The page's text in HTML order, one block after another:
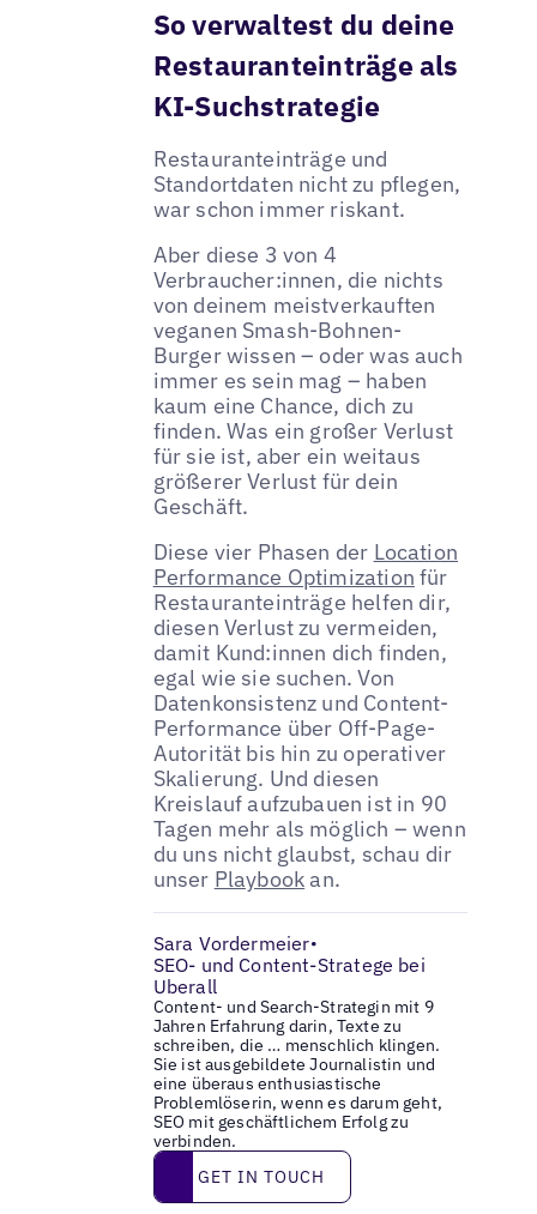
So verwaltest du deine
Restauranteinträge als
KI-Suchstrategie
Restauranteinträge und
Standortdaten nicht zu pflegen,
war schon immer riskant.
Aber diese 3 von 4
Verbraucher:innen, die nichts
von deinem meistverkauften
veganen Smash-Bohnen-
Burger wissen – oder was auch
immer es sein mag – haben
kaum eine Chance, dich zu
finden. Was ein großer Verlust
für sie ist, aber ein weitaus
größerer Verlust für dein
Geschäft.
Diese vier Phasen der Location
Performance Optimization für
Restauranteinträge helfen dir,
diesen Verlust zu vermeiden,
damit Kund:innen dich finden,
egal wie sie suchen. Von
Datenkonsistenz und Content-
Performance über Off-Page-
Autorität bis hin zu operativer
Skalierung. Und diesen
Kreislauf aufzubauen ist in 90
Tagen mehr als möglich – wenn
du uns nicht glaubst, schau dir
unser Playbookan.
Sara Vordermeier•
SEO- und Content-Stratege bei
Uberall
Content- und Search-Strategin mit 9
Jahren Erfahrung darin, Texte zu
schreiben, die … menschlich klingen.
Sie ist ausgebildete Journalistin und
eine überaus enthusiastische
Problemlöserin, wenn es darum geht,
SEO mit geschäftlichem Erfolg zu
verbinden.
Get in touch
GET IN TOUCH